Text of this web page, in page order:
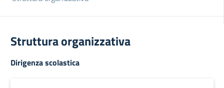
Struttura organizzativa
Dirigenza scolastica